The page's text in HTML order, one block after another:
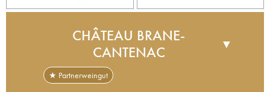
CHÂTEAU BRANE-
CANTENAC
▼
★ Partnerweingut